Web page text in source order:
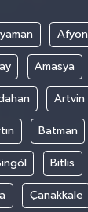
Amasya
Artvin
Batman
Bitlis
Çanakkale